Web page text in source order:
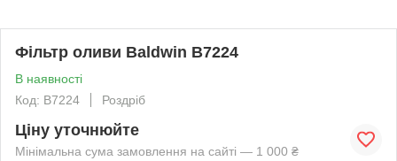
Фільтр оливи Baldwin B7224
В наявності
Код: B7224
Роздріб
Ціну уточнюйте
Мінімальна сума замовлення на сайті — 1 000 ₴